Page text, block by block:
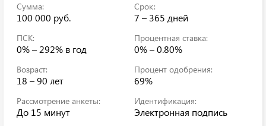
Сумма:
100 000 руб.
Срок:
7 – 365 дней
ПСК:
0% – 292% в год
Процентная ставка:
0% – 0.80%
Возраст:
18 – 90 лет
Процент одобрения:
69%
Рассмотрение анкеты:
До 15 минут
Идентификация:
Электронная подпись